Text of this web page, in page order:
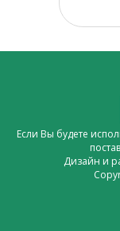
Если Вы будете
Дизайн и